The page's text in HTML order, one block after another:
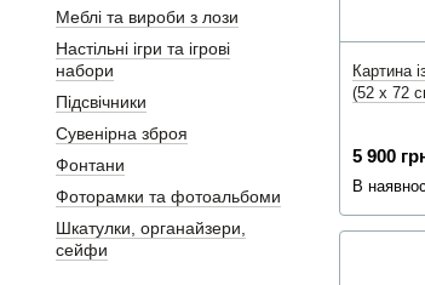
Картина
(52 x 72
5 900
В
Меблі та вироби з лози
Настільні ігри та ігрові
набори
Підсвічники
Сувенірна зброя
Фонтани
Фоторамки та фотоальбоми
Шкатулки, органайзери,
сейфи